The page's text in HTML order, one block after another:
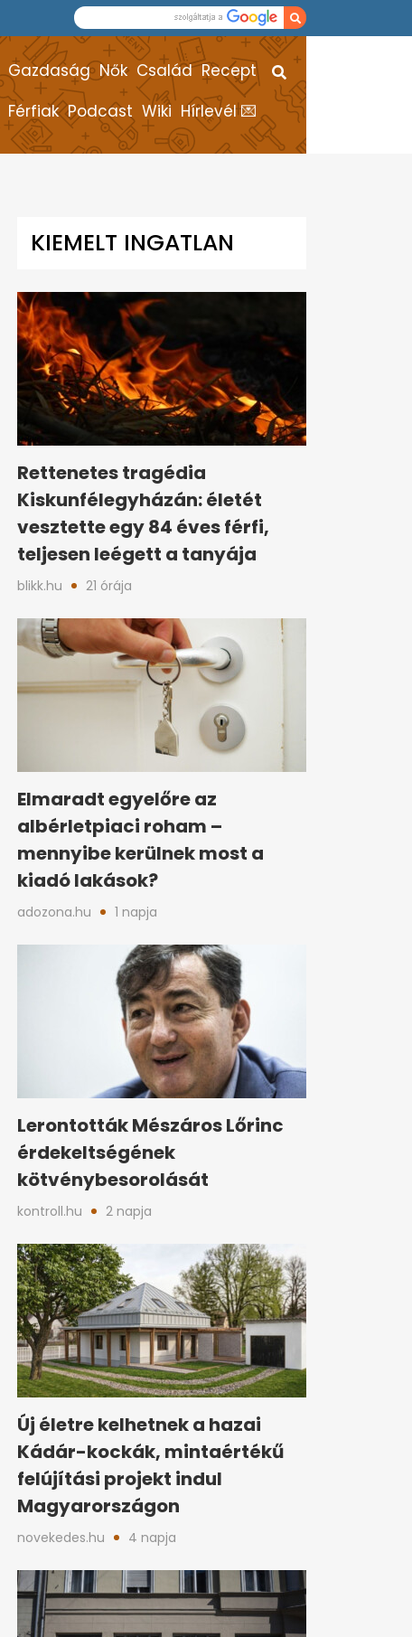
Gazdaság Nők Család Recept
Férfiak Podcast Wiki Hírlevél 💌
KIEMELT INGATLAN
HÍREK
Rettenetes tragédia
Kiskunfélegyházán: életét
vesztette egy 84 éves férfi,
teljesen leégett a tanyája
blikk.hu 21 órája
Elmaradt egyelőre az
albérletpiaci roham –
mennyibe kerülnek most a
kiadó lakások?
adozona.hu 1 napja
Lerontották Mészáros Lőrinc
érdekeltségének
kötvénybesorolását
kontroll.hu 2 napja
Új életre kelhetnek a hazai
Kádár-kockák, mintaértékű
felújítási projekt indul
Magyarországon
novekedes.hu 4 napja